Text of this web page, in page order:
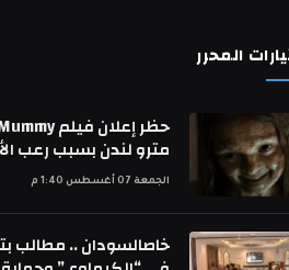
المحرر
مترو لندن بسبب رعب
الجمعة 07 أغسطس 1:40 م
خاصالسودان .. مطالب